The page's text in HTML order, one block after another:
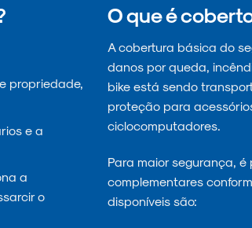
propriedade,
e a
a
o
O que é
A cobertura básica do
danos por queda,
bike está sendo
proteção para
ciclocomputadores.
Para maior segurança,
complementares
disponíveis são: